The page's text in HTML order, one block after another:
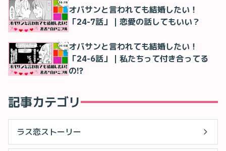
オバサンと言われても結婚したい！
「24-7話」｜恋愛の話してもいい？
オバサンと言われても結婚したい！
「24-6話」｜私たちって付き合ってる
の!?
記事カテゴリ
ラス恋ストーリー